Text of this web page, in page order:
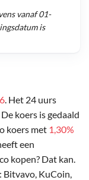
. Het 24 uurs
koers is gedaald
koers met 1,30%
een
kopen? Dat kan.
Bitvavo, KuCoin,
vanaf01-
is